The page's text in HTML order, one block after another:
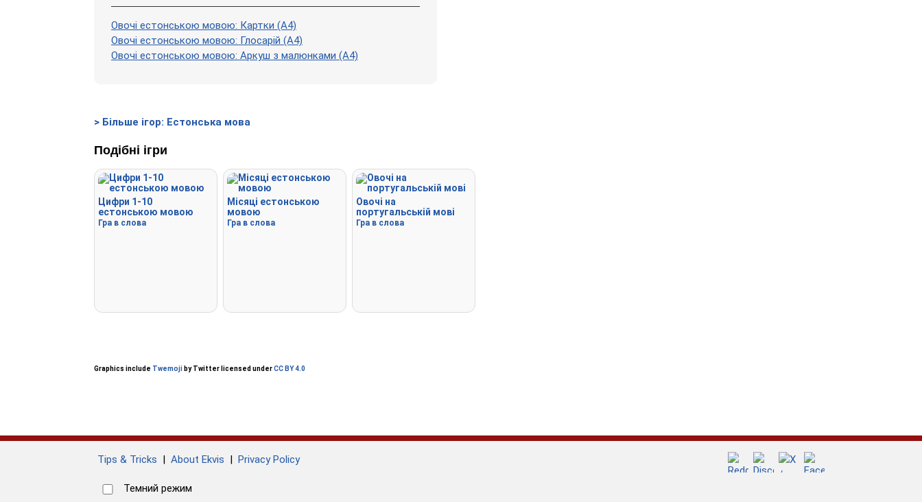
Овочі естонською мовою: Картки (A4)
Овочі естонською мовою: Глосарій (A4)
Овочі естонською мовою: Аркуш з малюнками (А4)
> Більше ігор: Естонська мова
Подібні ігри
Цифри 1-10
естонською мовою
Гра в слова
Місяці естонською
мовою
Гра в слова
Овочі на
португальській мові
Гра в слова
Graphics include Twemoji by Twitter licensed underCC BY 4.0
Tips & Tricks | About Ekvis | Privacy Policy
Темний режим